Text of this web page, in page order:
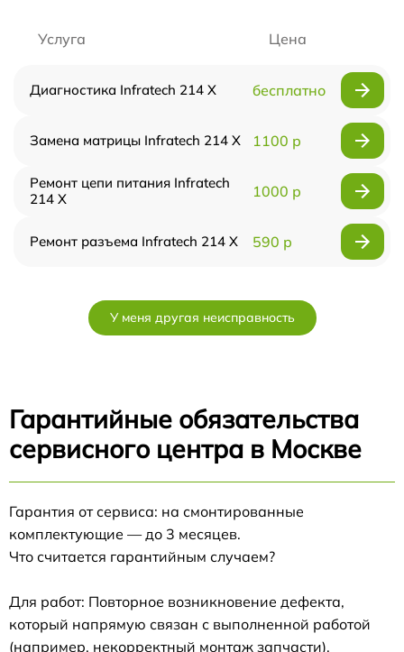
Услуга Цена
Диагностика Infratech 214 Х бесплатно
Замена матрицы Infratech 214 Х 1100 р
Ремонт цепи питания Infratech
214 Х
1000 р
Ремонт разъема Infratech 214 Х 590 р
У меня другая неисправность
Гарантийные обязательства
сервисного центра в Москве
Гарантия от сервиса: на смонтированные
комплектующие — до 3 месяцев.
Что считается гарантийным случаем?
Для работ: Повторное возникновение дефекта,
который напрямую связан с выполненной работой
(например, некорректный монтаж запчасти).